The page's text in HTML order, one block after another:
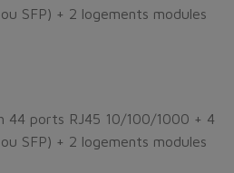
SFP) + 2 logements modules
44 ports RJ45 10/100/1000 + 4
SFP) + 2 logements modules